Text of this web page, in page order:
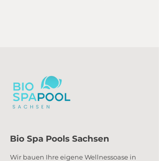
Bio Spa Pools Sachsen
Wir bauen Ihre eigene Wellnessoase in